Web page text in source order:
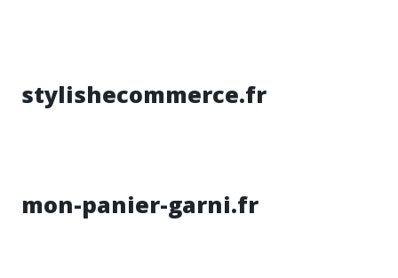
stylishecommerce.fr
mon-panier-garni.fr